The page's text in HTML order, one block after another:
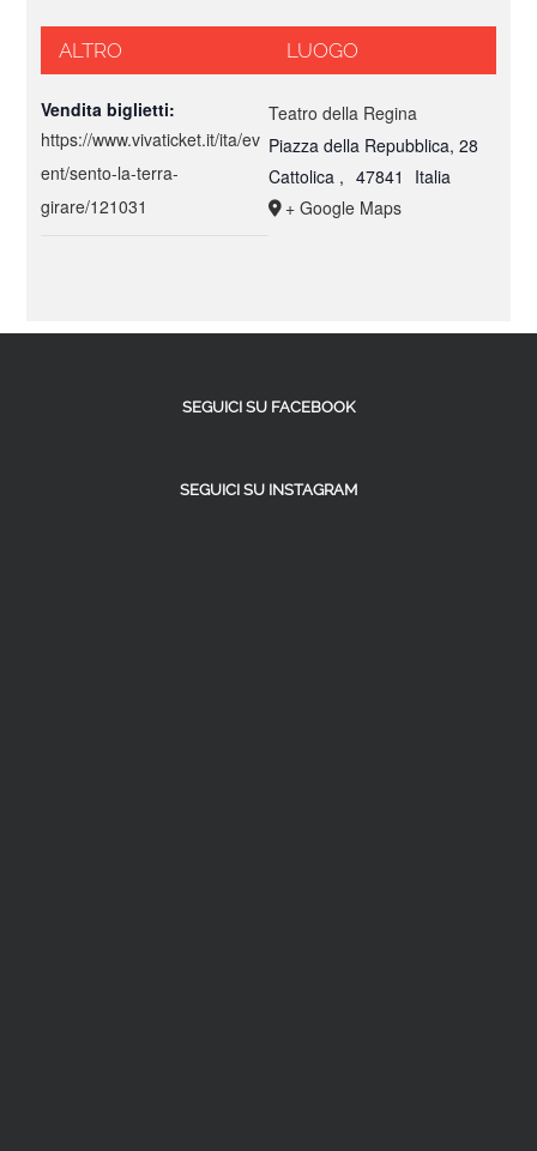
LUOGO
Teatro della Regina
Piazza della Repubblica, 28
Cattolica , 47841
Italia
+ Google Maps
ALTRO
Vendita biglietti:
https://www.vivaticket.it/ita/ev
ent/sento-la-terra-
girare/121031
SEGUICI SU FACEBOOK
SEGUICI SU INSTAGRAM